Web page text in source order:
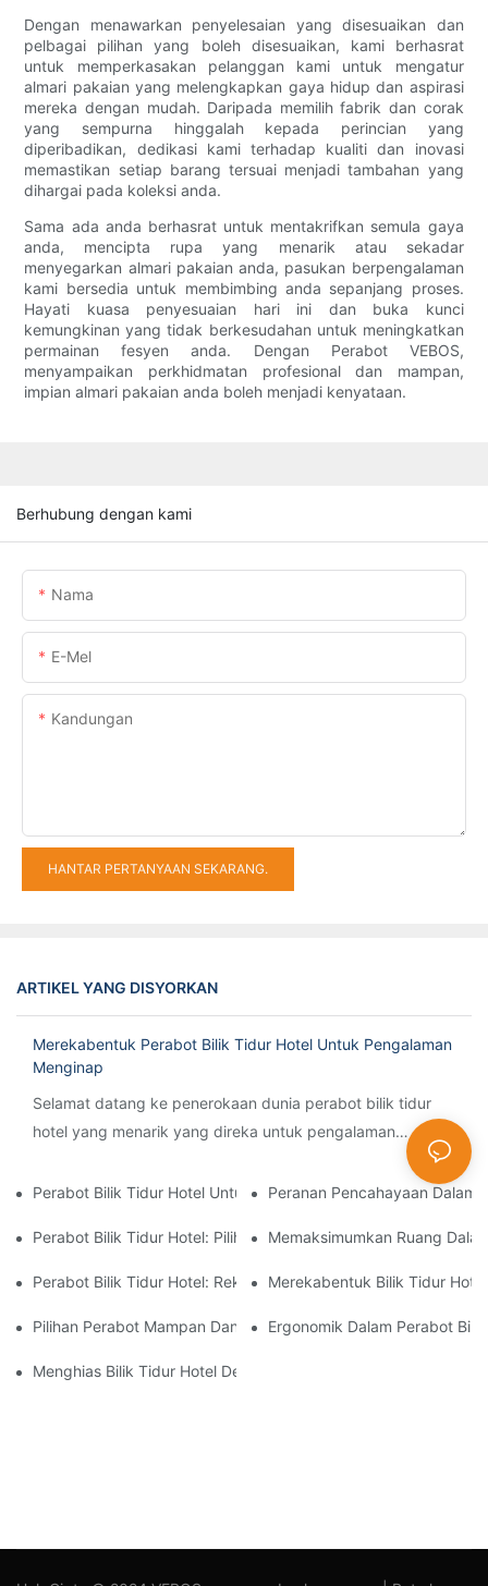
Dengan menawarkan penyelesaian yang disesuaikan dan
pelbagai pilihan yang boleh disesuaikan, kami berhasrat
untuk memperkasakan pelanggan kami untuk mengatur
almari pakaian yang melengkapkan gaya hidup dan aspirasi
mereka dengan mudah. Daripada memilih fabrik dan corak
yang sempurna hinggalah kepada perincian yang
diperibadikan, dedikasi kami terhadap kualiti dan inovasi
memastikan setiap barang tersuai menjadi tambahan yang
dihargai pada koleksi anda.
Sama ada anda berhasrat untuk mentakrifkan semula gaya
anda, mencipta rupa yang menarik atau sekadar
menyegarkan almari pakaian anda, pasukan berpengalaman
kami bersedia untuk membimbing anda sepanjang proses.
Hayati kuasa penyesuaian hari ini dan buka kunci
kemungkinan yang tidak berkesudahan untuk meningkatkan
permainan fesyen anda. Dengan Perabot VEBOS,
menyampaikan perkhidmatan profesional dan mampan,
impian almari pakaian anda boleh menjadi kenyataan.
Berhubung dengan kami
Nama
E-Mel
Kandungan
HANTAR PERTANYAAN SEKARANG.
ARTIKEL YANG DISYORKAN
Merekabentuk Perabot Bilik Tidur Hotel Untuk Pengalaman
Menginap
Selamat datang ke penerokaan dunia perabot bilik tidur
hotel yang menarik yang direka untuk pengalaman
mendalam tentang seni
Perabot Bilik Tidur Hotel Untuk Penginapan Mewah Dan Mewah
Peranan Pencahayaan Dalam
Perabot Bilik Tidur Hotel: Pilihan Tersuai Vs Sedia Dibuat
Memaksimumkan Ruang
Perabot Bilik Tidur Hotel: Reka Bentuk Klasik Vs Kontemporari
Merekabentuk Bilik Tidur
Pilihan Perabot Mampan Dan Mesra Alam Untuk Bilik Tidur Hotel
Ergonomik Dalam Perabot
Menghias Bilik Tidur Hotel Dengan Bajet Terhad: Petua Dan Trik